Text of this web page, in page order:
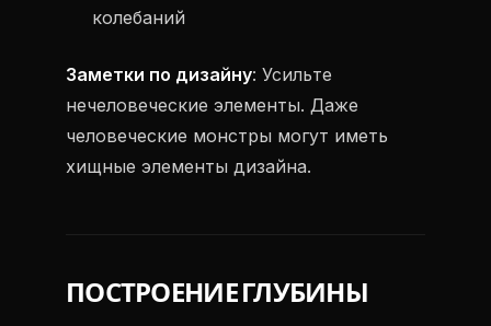
колебаний
Заметки по дизайну: Усильте
нечеловеческие элементы. Даже
человеческие монстры могут иметь
хищные элементы дизайна.
ПОСТРОЕНИЕ ГЛУБИНЫ